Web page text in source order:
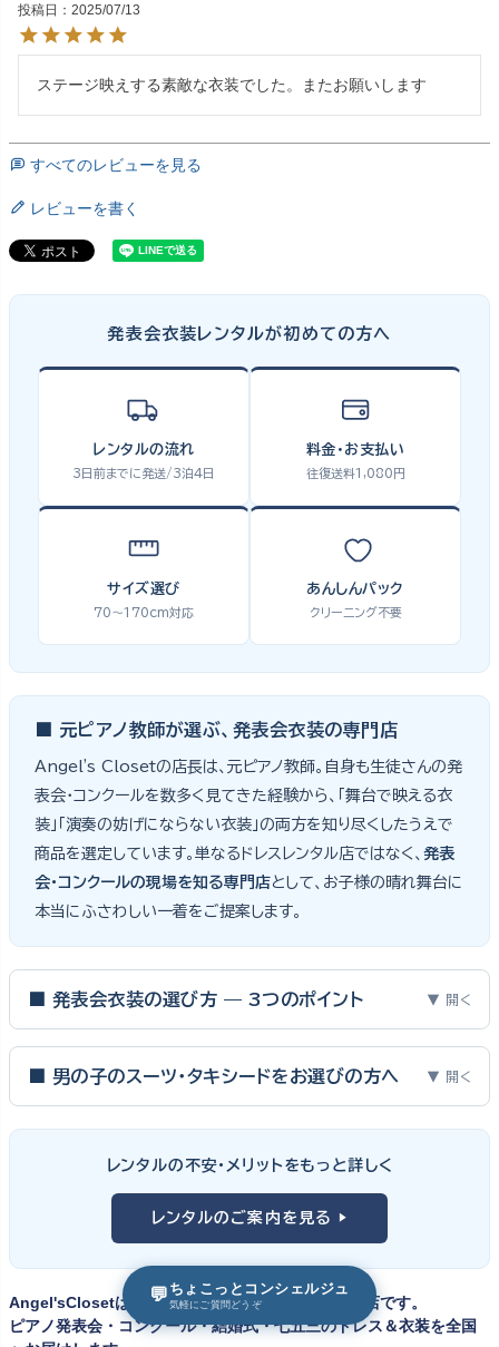
投稿日
2025/07/13
ステージ映えする素敵な衣装でした。またお願いします
すべてのレビューを見る
レビューを書く
発表会衣装レンタルが初めての方へ
レンタルの流れ
3日前までに発送/3泊4日
料金・お支払い
往復送料1,080円
サイズ選び
70〜170cm対応
あんしんパック
クリーニング不要
■ 元ピアノ教師が選ぶ、発表会衣装の専門店
Angel's Closetの店長は、元ピアノ教師。自身も生徒さんの発
表会・コンクールを数多く見てきた経験から、「舞台で映える衣
装」「演奏の妨げにならない衣装」の両方を知り尽くしたうえで
商品を選定しています。単なるドレスレンタル店ではなく、 発表
会・コンクールの現場を知る専門店として、お子様の晴れ舞台に
本当にふさわしい一着をご提案します。
■ 発表会衣装の選び方 — 3つのポイント ▼ 開く
ピアノ発表会・バイオリン発表会・コンクールの舞台は、お子様にと
って特別な一日。元ピアノ教師としての経験から、衣装選びで大切
① サイズは"ジャストフィット"を選ぶ
舞台上で最も美しく見えるのは、お子様の体にきちんと合ったサ
イズのドレス・スーツです。「大きめを買って長く着せたい」という
一度きりの特別な日は、その瞬間のサイズにぴったり合う衣装が
何よりお子様を輝かせます。レンタルなら、その時のジャストサイ
ズを遠慮なく選べるのが最大のメリット。胸囲・身丈の正しい測り
■ 男の子のスーツ・タキシードをお選びの方へ ▼ 開く
向け、スリーピーススーツやベストスタイルは合唱・アンサンブル向
けと、シーンで使い分けるのがおすすめです。詳しくは
ツ・タキシード一覧
レンタルの不安・メリットをもっと詳しく
レンタルのご案内を見る ▶
Angel'sClosetは、子供ドレス・発表会衣装の専門店です。
ピアノ発表会・コンクール・結婚式・七五三のドレス＆衣装を全国
💬 ちょこっとコンシェルジュ
気軽にご質問どうぞ